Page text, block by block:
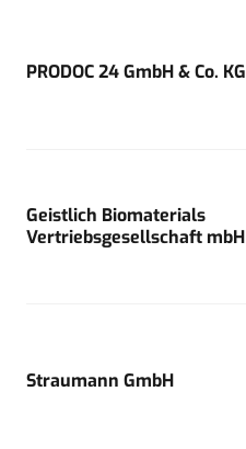
PRODOC 24 GmbH & Co. KG
Geistlich Biomaterials
Vertriebsgesellschaft mbH
Straumann GmbH